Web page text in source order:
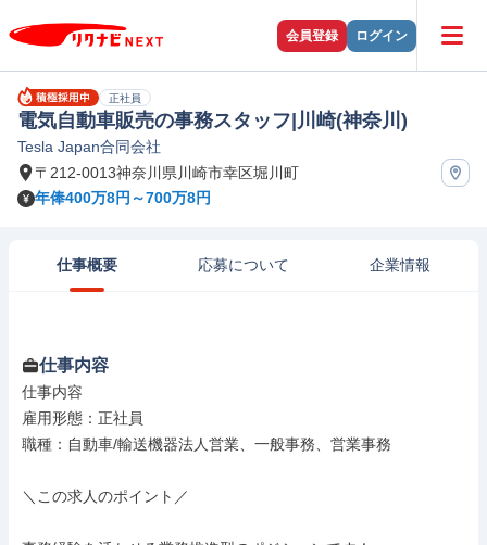
会員登録 ログイン
正社員
電気自動車販売の事務スタッフ|川崎(神奈川)
Tesla Japan合同会社
〒212-0013神奈川県川崎市幸区堀川町
年俸400万8円～700万8円
仕事概要 応募について 企業情報
仕事内容
仕事内容
雇用形態：正社員
職種：自動車/輸送機器法人営業、一般事務、営業事務
＼この求人のポイント／